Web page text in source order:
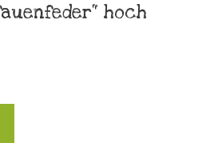
hoch